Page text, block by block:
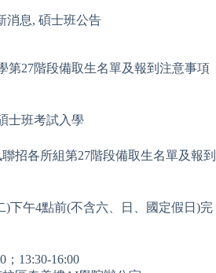
消息, 碩士班公告
第27階段備取生名單及報到注意事項
士班考試入學
招各所組第27階段備取生名單及報到
)下午4點前(不含六、日、國定假日)完
；13:30-16:00